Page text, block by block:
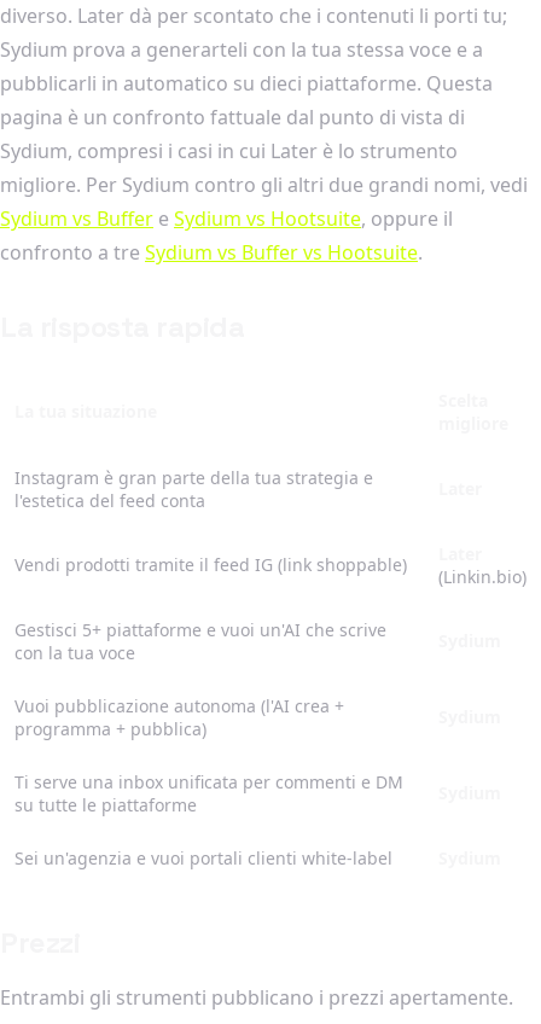
diverso. Later dà per scontato che i contenuti li porti tu;
Sydium prova a generarteli con la tua stessa voce e a
pubblicarli in automatico su dieci piattaforme. Questa
pagina è un confronto fattuale dal punto di vista di
Sydium, compresi i casi in cui Later è lo strumento
migliore. Per Sydium contro gli altri due grandi nomi, vedi
Sydium vs Buffer e Sydium vs Hootsuite, oppure il
confronto a tre Sydium vs Buffer vs Hootsuite.
Instagram è gran parte della tua strategia e
l'estetica del feed conta
Vendi prodotti tramite il feed IG (link shoppable)
(Linkin.bio)
Gestisci 5+ piattaforme e vuoi un'AI che scrive
con la tua voce
Vuoi pubblicazione autonoma (l'AI crea +
programma + pubblica)
Ti serve una inbox unificata per commenti e DM
su tutte le piattaforme
Sei un'agenzia e vuoi portali clienti white-label
Entrambi gli strumenti pubblicano i prezzi apertamente.